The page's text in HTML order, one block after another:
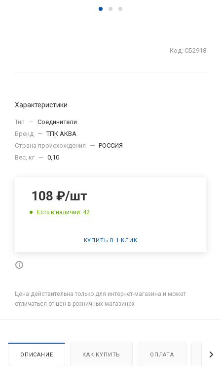
Код: СБ2918
Характеристики
Тип — Соединители
Бренд — ТПК АКВА
Страна происхождения
— РОССИЯ
Вес, кг — 0,10
108 ₽/шт
Есть в наличии: 42
КУПИТЬ В 1 КЛИК
Цена действительна только для интернет-магазина и может
отличаться от цен в розничных магазинах
ОПИСАНИЕ КАК КУПИТЬ ОПЛАТА